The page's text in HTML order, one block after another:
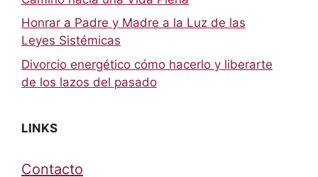
Honrar a Padre y Madre a la Luz de las
Leyes Sistémicas
Divorcio energético cómo hacerlo y liberarte
de los lazos del pasado
LINKS
Contacto